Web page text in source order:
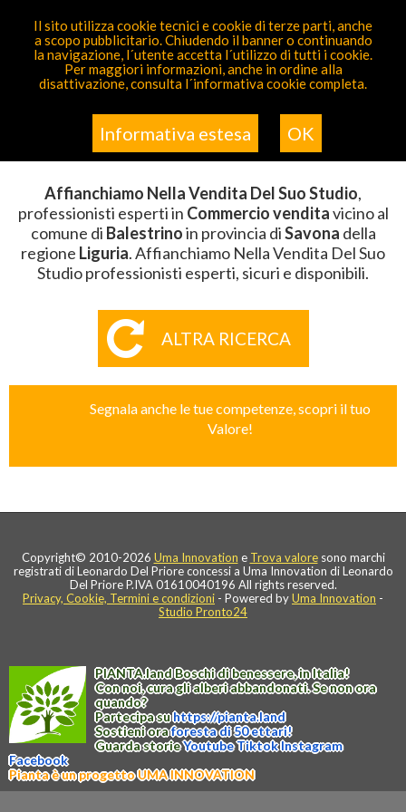
PARTECIPA GRATIS
Sei QuiElenco>Commercio Vendita> Affianchiamo
Nella Vendita Del Suo Studio>Liguria>Savona>
Balestrino
DEL SUO STUDIO BALESTRINO
Affianchiamo Nella Vendita Del Suo Studio,
professionisti esperti in Commercio venditavicino al
comune di Balestrinoin provincia diSavona della
regione Liguria. Affianchiamo Nella Vendita Del Suo
Studio professionisti esperti, sicuri e disponibili.
ALTRA RICERCA
Segnala anche le tue competenze, scopri il tuo
Valore!
Copyright© 2010-2026 Uma Innovation e Trova valoresono marchi
registrati di Leonardo Del Priore concessi a Uma Innovation di Leonardo
Del Priore P.IVA 01610040196 All rights reserved.
Privacy, Cookie, Termini e condizioni - Powered byUma Innovation -
Studio Pronto24
PIANTA.landBoschi di benessere, in Italia!
Con noi, cura gli alberi abbandonati. Se non ora
quando?
Partecipa suhttps://pianta.land
Sostieni oraforesta di 50 ettari!
Guarda storieYoutubeTiktokInstagram
Facebook
Pianta è un progetto UMA INNOVATION
Il sito utilizza cookie tecnici e cookie di terze parti, anche
a scopo pubblicitario. Chiudendo il banner o continuando
la navigazione, l´utente accetta l´utilizzo di tutti i cookie.
Per maggiori informazioni, anche in ordine alla
disattivazione, consulta l´informativa cookie completa.
Informativa estesa OK